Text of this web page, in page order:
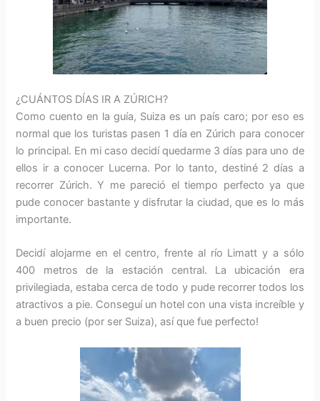
¿CUÁNTOS DÍAS IR A ZÚRICH?
Como cuento en la guía, Suiza es un país caro; por eso es
normal que los turistas pasen 1 día en Zúrich para conocer
lo principal. En mi caso decidí quedarme 3 días para uno de
ellos ir a conocer Lucerna. Por lo tanto, destiné 2 días a
recorrer Zúrich. Y me pareció el tiempo perfecto ya que
pude conocer bastante y disfrutar la ciudad, que es lo más
importante.
Decidí alojarme en el centro, frente al río Limatt y a sólo
400 metros de la estación central. La ubicación era
privilegiada, estaba cerca de todo y pude recorrer todos los
atractivos a pie. Conseguí un hotel con una vista increíble y
a buen precio (por ser Suiza), así que fue perfecto!